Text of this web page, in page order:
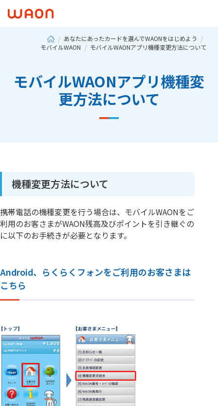
あなたにあったカードを選んでWAONをはじめよう
モバイルWAON
モバイルWAONアプリ機種変更方法について
モバイルWAONアプリ機種変
更方法について
機種変更方法について
携帯電話の機種変更を行う場合は、モバイルWAONをご
利用のお客さまがWAON残高及びポイントを引き継ぐの
に以下のお手続きが必要となります。
Android、らくらくフォンをご利用のお客さまは
こちら